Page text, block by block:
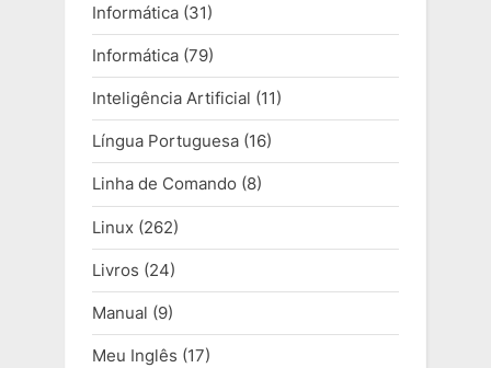
Informática (31)
Informática (79)
Inteligência Artificial (11)
Língua Portuguesa (16)
Linha de Comando (8)
Linux (262)
Livros (24)
Manual (9)
Meu Inglês (17)